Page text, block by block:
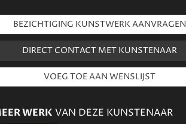
BEZICHTIGING KUNSTWERK AANVRAGEN
DIRECT CONTACT MET KUNSTENAAR
WERK VAN DEZE KUNSTENAAR